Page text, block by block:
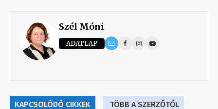
Szél Móni
ADATLAP
KAPCSOLÓDÓ CIKKEK TÖBB A SZERZŐTŐL